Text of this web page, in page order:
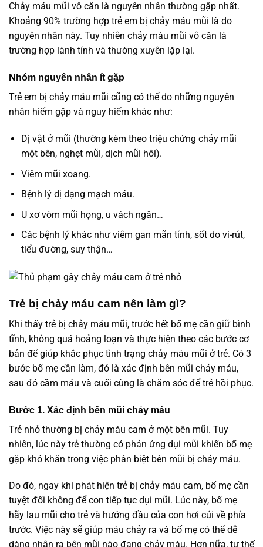
Chảy máu mũi vô căn là nguyên nhân thường gặp nhất.
Khoảng 90% trường hợp trẻ em bị chảy máu mũi là do
nguyên nhân này. Tuy nhiên chảy máu mũi vô căn là
trường hợp lành tính và thường xuyên lặp lại.
Nhóm nguyên nhân ít gặp
Trẻ em bị chảy máu mũi cũng có thể do những nguyên
nhân hiếm gặp và nguy hiểm khác như:
Dị vật ở mũi (thường kèm theo triệu chứng chảy mũi
một bên, nghẹt mũi, dịch mũi hôi).
Viêm mũi xoang.
Bệnh lý dị dạng mạch máu.
U xơ vòm mũi họng, u vách ngăn…
Các bệnh lý khác như viêm gan mãn tính, sốt do vi-rút,
tiểu đường, suy thận…
Trẻ bị chảy máu cam nên làm gì?
Khi thấy trẻ bị chảy máu mũi, trước hết bố mẹ cần giữ bình
tĩnh, không quá hoảng loạn và thực hiện theo các bước cơ
bản để giúp khắc phục tình trạng chảy máu mũi ở trẻ. Có 3
bước bố mẹ cần làm, đó là xác định bên mũi chảy máu,
sau đó cầm máu và cuối cùng là chăm sóc để trẻ hồi phục.
Bước 1. Xác định bên mũi chảy máu
Trẻ nhỏ thường bị chảy máu cam ở một bên mũi. Tuy
nhiên, lúc này trẻ thường có phản ứng dụi mũi khiến bố mẹ
gặp khó khăn trong việc phân biệt bên mũi bị chảy máu.
Do đó, ngay khi phát hiện trẻ bị chảy máu cam, bố mẹ cần
tuyệt đối không để con tiếp tục dụi mũi. Lúc này, bố mẹ
hãy lau mũi cho trẻ và hướng đầu của con hơi cúi về phía
trước. Việc này sẽ giúp máu chảy ra và bố mẹ có thể dễ
dàng nhận ra bên mũi nào đang chảy máu. Hơn nữa, tư thế